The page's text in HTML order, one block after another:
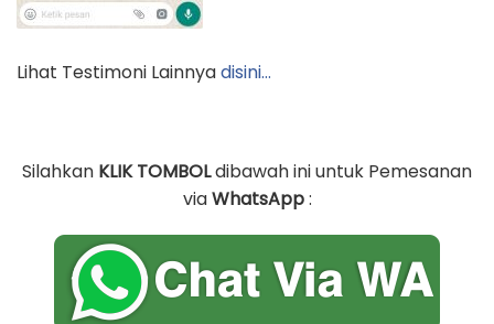
Lihat Testimoni Lainnyadisini…
Silahkan KLIK TOMBOLdibawah ini untuk Pemesanan
viaWhatsApp: